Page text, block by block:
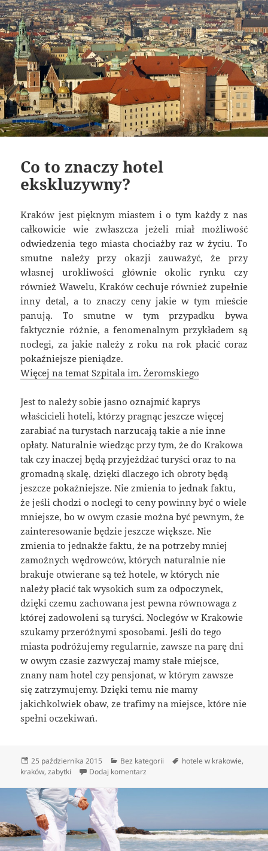
Co to znaczy hotel
ekskluzywny?
Kraków jest pięknym miastem i o tym każdy z nas
całkowicie wie zwłaszcza jeżeli miał możliwość
odwiedzenia tego miasta chociażby raz w życiu. To
smutne należy przy okazji zauważyć, że przy
własnej urokliwości głównie okolic rynku czy
również Wawelu, Kraków cechuje również zupełnie
inny detal, a to znaczy ceny jakie w tym mieście
panują. To smutne w tym przypadku bywa
faktycznie różnie, a fenomenalnym przykładem są
noclegi, za jakie należy z roku na rok płacić coraz
pokaźniejsze pieniądze.
Więcej na temat Szpitala im. Żeromskiego
Jest to należy sobie jasno oznajmić kaprys
właścicieli hoteli, którzy pragnąc jeszcze więcej
zarabiać na turystach narzucają takie a nie inne
opłaty. Naturalnie wiedząc przy tym, że do Krakowa
tak czy inaczej będą przyjeżdżać turyści oraz to na
gromadną skalę, dzięki dlaczego ich obroty będą
jeszcze pokaźniejsze. Nie zmienia to jednak faktu,
że jeśli chodzi o noclegi to ceny powinny być o wiele
mniejsze, bo w owym czasie można być pewnym, że
zainteresowanie będzie jeszcze większe. Nie
zmienia to jednakże faktu, że na potrzeby mniej
zamożnych wędrowców, których naturalnie nie
brakuje otwierane są też hotele, w których nie
należy płacić tak wysokich sum za odpoczynek,
dzięki czemu zachowana jest pewna równowaga z
której zadowoleni są turyści. Noclegów w Krakowie
szukamy przeróżnymi sposobami. Jeśli do tego
miasta podróżujemy regularnie, zawsze na parę dni
w owym czasie zazwyczaj mamy stałe miejsce,
znany nam hotel czy pensjonat, w którym zawsze
się zatrzymujemy. Dzięki temu nie mamy
jakichkolwiek obaw, ze trafimy na miejsce, które nie
spełni oczekiwań.
Data
publikacji
25 października 2015 Kategorie
Bez kategorii Tagi
hotele w krakowie,
kraków,zabytki Dodaj komentarz